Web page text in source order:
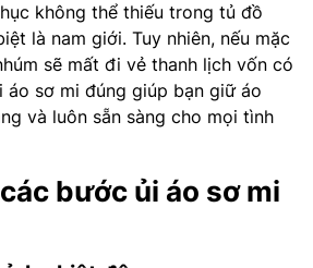
không thể thiếu trong tủ đồ
là nam giới. Tuy nhiên, nếu mặc
sẽ mất đi vẻ thanh lịch vốn có
áo sơ mi đúng giúp bạn giữ áo
và luôn sẵn sàng cho mọi tình
bước ủi áo sơ mi